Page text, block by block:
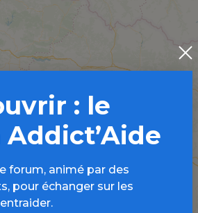
: le
forum, animé par des
pour échanger sur les